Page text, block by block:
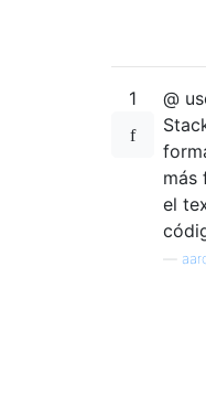
1
@
más
el